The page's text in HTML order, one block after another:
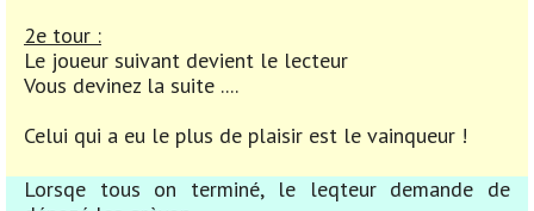
2e tour :
Le joueur suivant devient le lecteur
Vous devinez la suite ....
Celui qui a eu le plus de plaisir est le vainqueur !
Lorsqe tous on terminé, le leqteur demande de